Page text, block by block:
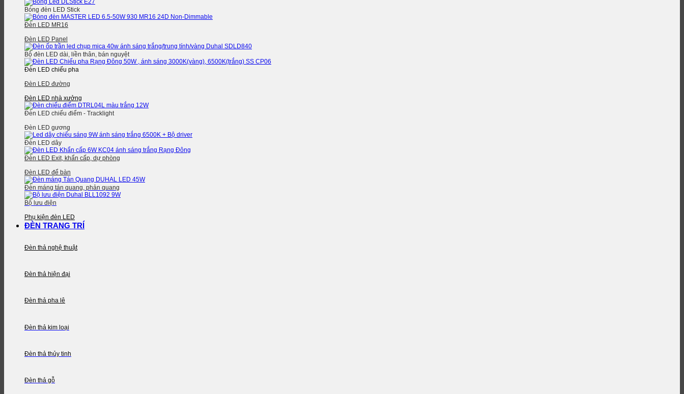
Bóng đèn LED Stick
Đèn LED MR16
Đèn LED Panel
Bộ đèn LED dài, liền thân, bán nguyệt
Đèn LED chiếu pha
Đèn LED đường
Đèn LED nhà xưởng
Đèn LED chiếu điểm - Tracklight
Đèn LED gương
Đèn LED dây
Đèn LED Exit, khẩn cấp, dự phòng
Đèn LED để bàn
Đèn máng tán quang, phản quang
Bộ lưu điện
Phụ kiện đèn LED
ĐÈN TRANG TRÍ
Đèn thả nghệ thuật
Đèn thả hiện đại
Đèn thả pha lê
Đèn thả kim loại
Đèn thả thủy tinh
Đèn thả gỗ